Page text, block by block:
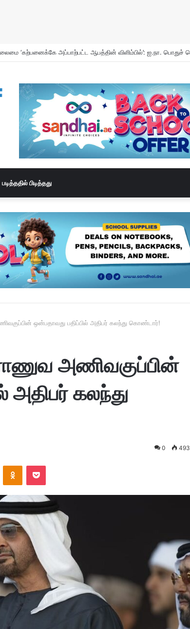
and Incense Burners Now Easily Available Online in UAE
படித்ததில் பிடித்தது
ஒன்பதாவது பதிப்பில் அதிபர் கலந்து கொண்டார்!
அணிவகுப்பின்
அதிபர் கலந்து
0 493